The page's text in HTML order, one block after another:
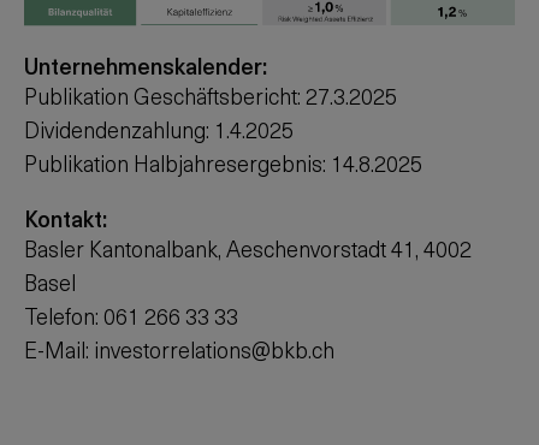
Unternehmenskalender:
Publikation Geschäftsbericht: 27.3.2025
Dividendenzahlung: 1.4.2025
Publikation Halbjahresergebnis: 14.8.2025
Kontakt:
Basler Kantonalbank, Aeschenvorstadt 41, 4002
Basel
Telefon: 061 266 33 33
E-Mail: investorrelations@bkb.ch